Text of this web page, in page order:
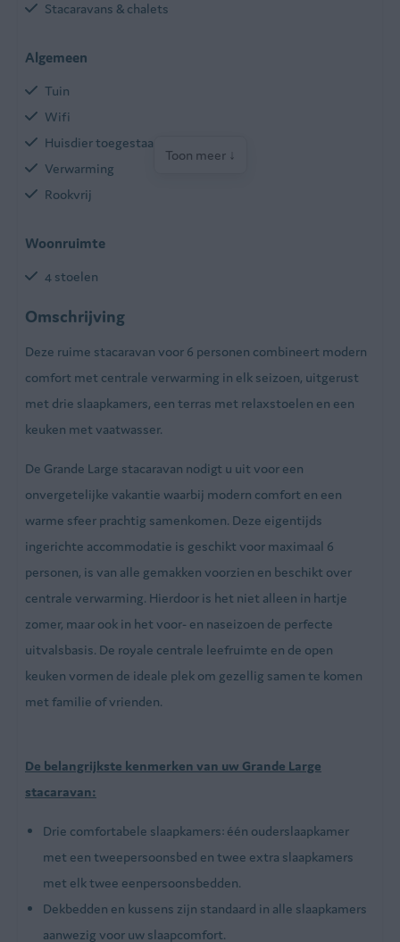
Stacaravans & chalets
Algemeen
Tuin
Wifi
Huisdier toegestaan
Verwarming
Rookvrij
Woonruimte
4 stoelen
Tafel
Zithoek
Keuken
Vaatwasmachine
Fornuis met oven
Ingerichte keuken
Koelkast met vriesvak
Koffiezetapparaat
Magnetron
Waterkoker
3 Slaapkamers
Buiten
Tuintafel
Toon meer ↓
Omschrijving
Deze ruime stacaravan voor 6 personen combineert modern
comfort met centrale verwarming in elk seizoen, uitgerust
met drie slaapkamers, een terras met relaxstoelen en een
keuken met vaatwasser.
De Grande Large stacaravan nodigt u uit voor een
onvergetelijke vakantie waarbij modern comfort en een
warme sfeer prachtig samenkomen. Deze eigentijds
ingerichte accommodatie is geschikt voor maximaal 6
personen, is van alle gemakken voorzien en beschikt over
centrale verwarming. Hierdoor is het niet alleen in hartje
zomer, maar ook in het voor- en naseizoen de perfecte
uitvalsbasis. De royale centrale leefruimte en de open
keuken vormen de ideale plek om gezellig samen te komen
met familie of vrienden.
De belangrijkste kenmerken van uw Grande Large
stacaravan:
Drie comfortabele slaapkamers: één ouderslaapkamer
met een tweepersoonsbed en twee extra slaapkamers
met elk twee eenpersoonsbedden.
Dekbedden en kussens zijn standaard in alle slaapkamers
aanwezig voor uw slaapcomfort.